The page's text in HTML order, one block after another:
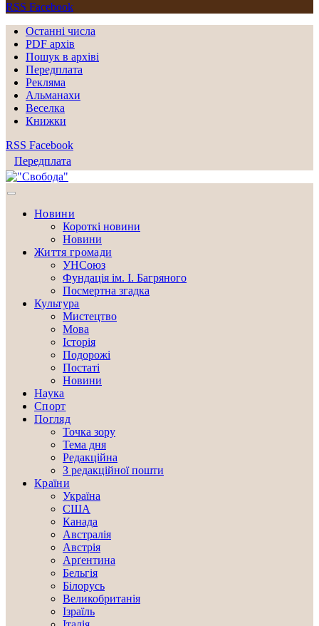
RSS Facebook
Останні числа
PDF архів
Пошук в архіві
Передплата
Рекляма
Альманахи
Веселка
Книжки
RSS Facebook
Передплата
Новини
Короткі новини
Новини
Життя громади
УНСоюз
Фундація ім. І. Багряного
Посмертна згадка
Культура
Мистецтво
Мова
Історія
Подорожі
Постаті
Новини
Наука
Спорт
Погляд
Точка зору
Тема дня
Редакційна
З редакційної пошти
Країни
Україна
США
Канада
Австралія
Австрія
Арґентина
Бельгія
Білорусь
Великобританія
Ізраїль